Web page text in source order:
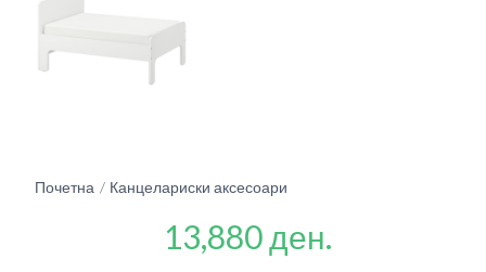
Почетна Канцелариски аксесоари
13,880 ден.